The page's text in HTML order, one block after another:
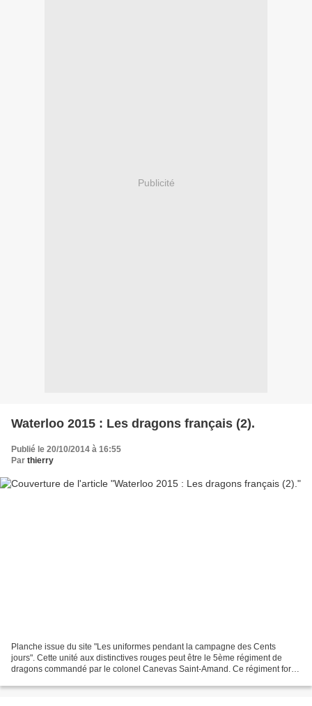
Publicité
Waterloo 2015 : Les dragons français (2).
Publié le 20/10/2014 à 16:55
Par thierry
Planche issue du site "Les uniformes pendant la campagne des Cents
jours". Cette unité aux distinctives rouges peut être le 5ème régiment de
dragons commandé par le colonel Canevas Saint-Amand. Ce régiment fort